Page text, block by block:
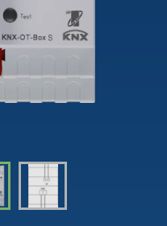
movimento
DALI-2
a LED
e formazione
ThebenHTS
regione